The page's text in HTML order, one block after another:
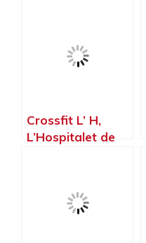
Crossfit L’ H,
L’Hospitalet de